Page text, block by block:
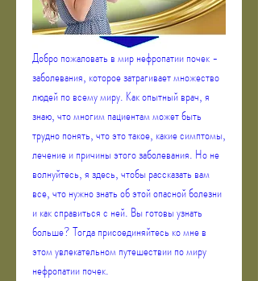
Добро пожаловать в мир нефропатии почек -
заболевания, которое затрагивает множество
людей по всему миру. Как опытный врач, я
знаю, что многим пациентам может быть
трудно понять, что это такое, какие симптомы,
лечение и причины этого заболевания. Но не
волнуйтесь, я здесь, чтобы рассказать вам
все, что нужно знать об этой опасной болезни
и как справиться с ней. Вы готовы узнать
больше? Тогда присоединяйтесь ко мне в
этом увлекательном путешествии по миру
нефропатии почек.